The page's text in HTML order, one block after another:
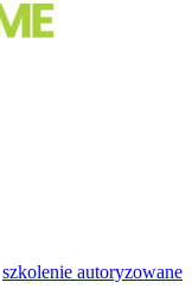
szkolenie autoryzowane